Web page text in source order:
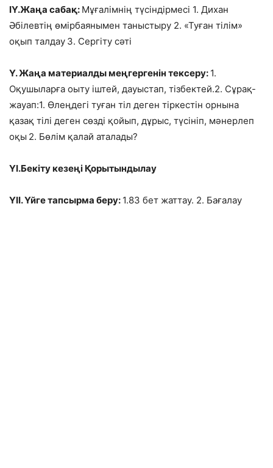
ІҮ.Жаңа сабақ: Мұғалімнің түсіндірмесі 1. Дихан
Әбілевтің өмірбаянымен таныстыру 2. «Туған тілім»
оқып талдау 3. Сергіту сәті
Ү. Жаңа материалды меңгергенін тексеру: 1.
Оқушыларға оыту іштей, дауыстап, тізбектей.2. Сұрақ-
жауап:1. Өлеңдегі туған тіл деген тіркестін орнына
қазақ тілі деген сөзді қойып, дұрыс, түсініп, мәнерлеп
оқы 2. Бөлім қалай аталады?
ҮІ.Бекіту кезеңі Қорытындылау
ҮІІ. Үйге тапсырма беру: 1.83 бет жаттау. 2. Бағалау